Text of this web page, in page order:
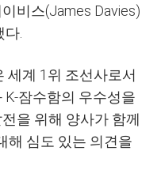
비스(James Davies)
.
세계 1위 조선사로서
잠수함의 우수성을
을 위해 양사가 함께
해 심도 있는 의견을